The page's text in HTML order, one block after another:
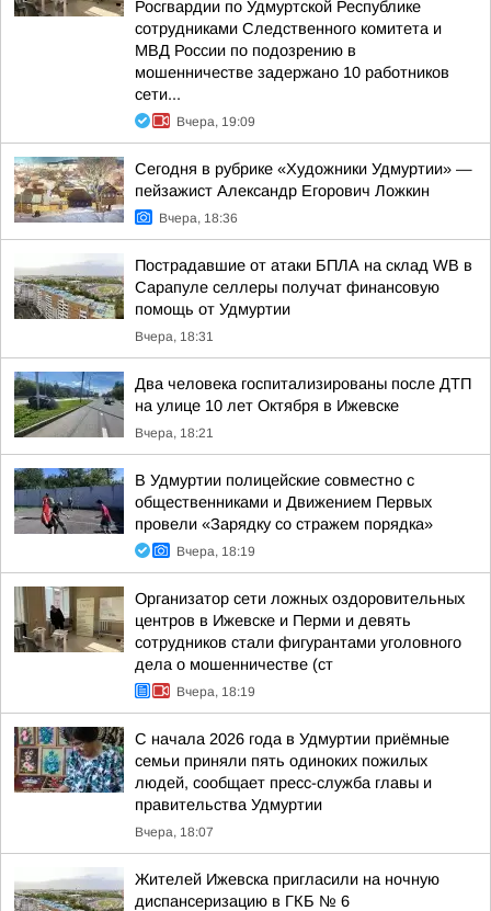
Росгвардии по Удмуртской Республике
сотрудниками Следственного комитета и
МВД России по подозрению в
мошенничестве задержано 10 работников
сети...
Вчера, 19:09
Сегодня в рубрике «Художники Удмуртии» —
пейзажист Александр Егорович Ложкин
Вчера, 18:36
Пострадавшие от атаки БПЛА на склад WB в
Сарапуле селлеры получат финансовую
помощь от Удмуртии
Вчера, 18:31
Два человека госпитализированы после ДТП
на улице 10 лет Октября в Ижевске
Вчера, 18:21
В Удмуртии полицейские совместно с
общественниками и Движением Первых
провели «Зарядку со стражем порядка»
Вчера, 18:19
Организатор сети ложных оздоровительных
центров в Ижевске и Перми и девять
сотрудников стали фигурантами уголовного
дела о мошенничестве (ст
Вчера, 18:19
С начала 2026 года в Удмуртии приёмные
семьи приняли пять одиноких пожилых
людей, сообщает пресс-служба главы и
правительства Удмуртии
Вчера, 18:07
Жителей Ижевска пригласили на ночную
диспансеризацию в ГКБ № 6